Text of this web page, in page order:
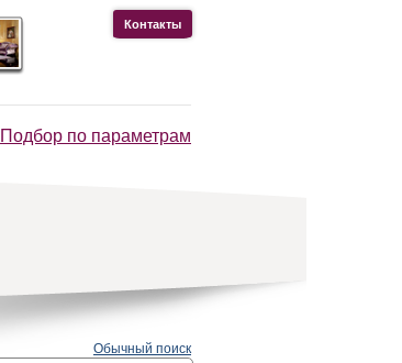
Подбор по параметрам
Контакты
Обычный поиск